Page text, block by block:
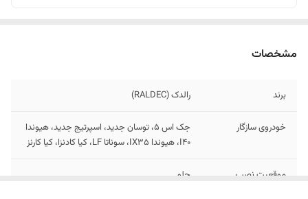
مشخصات
برند رالدک (RALDEC)
خودروی سازگار
جک اس 5، توسان جدید، اسپرتیج جدید، هیوندا
I40، هیوندا IX35، سوناتا LF، کیا کادنزا، کیا کارنز
موقعیت نصب جلو